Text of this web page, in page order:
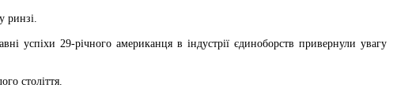
ринзі.
успіхи 29-річного американця в індустрії єдиноборств привернули увагу
століття.